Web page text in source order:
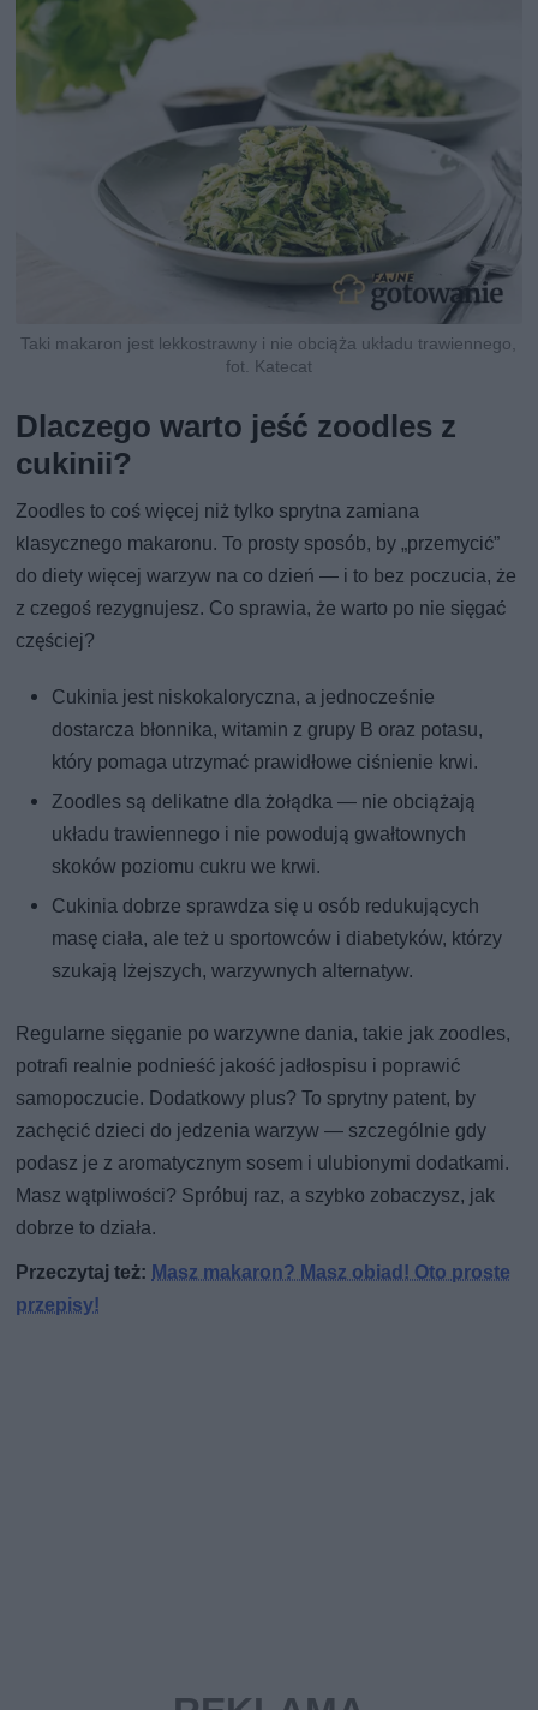
Taki makaron jest lekkostrawny i nie obciąża układu trawiennego,
fot. Katecat
Dlaczego warto jeść zoodles z
cukinii?
Zoodles to coś więcej niż tylko sprytna zamiana
klasycznego makaronu. To prosty sposób, by „przemycić”
do diety więcej warzyw na co dzień — i to bez poczucia, że
z czegoś rezygnujesz. Co sprawia, że warto po nie sięgać
częściej?
Cukinia jest niskokaloryczna, a jednocześnie
dostarcza błonnika, witamin z grupy B oraz potasu,
który pomaga utrzymać prawidłowe ciśnienie krwi.
Zoodles są delikatne dla żołądka — nie obciążają
układu trawiennego i nie powodują gwałtownych
skoków poziomu cukru we krwi.
Cukinia dobrze sprawdza się u osób redukujących
masę ciała, ale też u sportowców i diabetyków, którzy
szukają lżejszych, warzywnych alternatyw.
Regularne sięganie po warzywne dania, takie jak zoodles,
potrafi realnie podnieść jakość jadłospisu i poprawić
samopoczucie. Dodatkowy plus? To sprytny patent, by
zachęcić dzieci do jedzenia warzyw — szczególnie gdy
podasz je z aromatycznym sosem i ulubionymi dodatkami.
Masz wątpliwości? Spróbuj raz, a szybko zobaczysz, jak
dobrze to działa.
Przeczytaj też: Masz makaron? Masz obiad! Oto proste
przepisy!